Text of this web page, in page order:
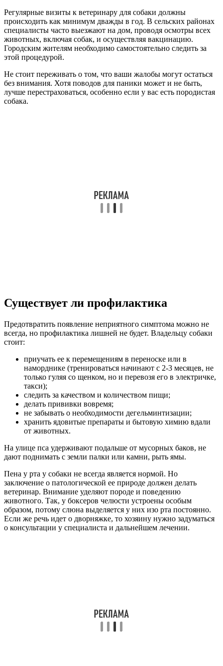
Регулярные визиты к ветеринару для собаки должны
происходить как минимум дважды в год. В сельских районах
специалисты часто выезжают на дом, проводя осмотры всех
животных, включая собак, и осуществляя вакцинацию.
Городским жителям необходимо самостоятельно следить за
этой процедурой.
Не стоит переживать о том, что ваши жалобы могут остаться
без внимания. Хотя поводов для паники может и не быть,
лучше перестраховаться, особенно если у вас есть породистая
собака.
Существует ли профилактика
Предотвратить появление неприятного симптома можно не
всегда, но профилактика лишней не будет. Владельцу собаки
стоит:
приучать ее к перемещениям в переноске или в
наморднике (тренироваться начинают с 2-3 месяцев, не
только гуляя со щенком, но и перевозя его в электричке,
такси);
следить за качеством и количеством пищи;
делать прививки вовремя;
не забывать о необходимости дегельминтизации;
хранить ядовитые препараты и бытовую химию вдали
от животных.
На улице пса удерживают подальше от мусорных баков, не
дают поднимать с земли палки или камни, рыть ямы.
Пена у рта у собаки не всегда является нормой. Но
заключение о патологической ее природе должен делать
ветеринар. Внимание уделяют породе и поведению
животного. Так, у боксеров челюсти устроены особым
образом, потому слюна выделяется у них изо рта постоянно.
Если же речь идет о дворняжке, то хозяину нужно задуматься
о консультации у специалиста и дальнейшем лечении.